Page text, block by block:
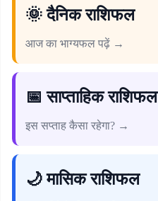
🌞 दैनिक राशिफल
आज का भाग्यफल पढ़ें →
📅 साप्ताहिक राशिफल
इस सप्ताह कैसा रहेगा? →
🌙 मासिक राशिफल